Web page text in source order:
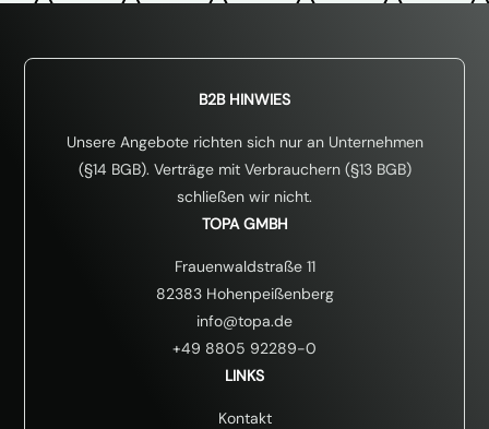
B2B HINWIES
Unsere Angebote richten sich nur an Unternehmen
(§14 BGB). Verträge mit Verbrauchern (§13 BGB)
schließen wir nicht.
TOPA GMBH
Frauenwaldstraße 11
82383 Hohenpeißenberg
info@topa.de
+49 8805 92289-0
LINKS
Kontakt